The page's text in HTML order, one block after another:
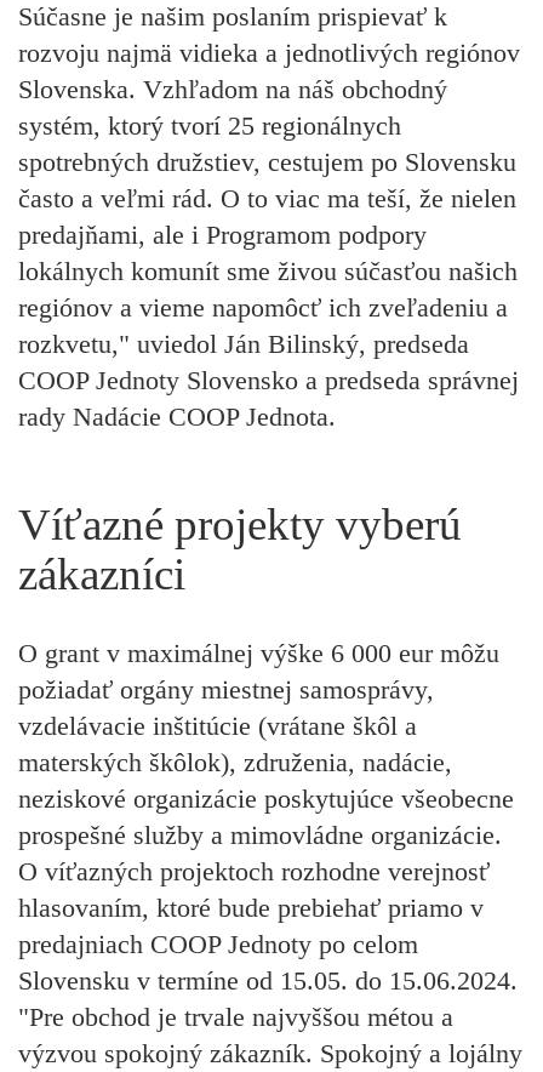
Súčasne je našim poslaním prispievať k
rozvoju najmä vidieka a jednotlivých regiónov
Slovenska. Vzhľadom na náš obchodný
systém, ktorý tvorí 25 regionálnych
spotrebných družstiev, cestujem po Slovensku
často a veľmi rád. O to viac ma teší, že nielen
predajňami, ale i Programom podpory
lokálnych komunít sme živou súčasťou našich
regiónov a vieme napomôcť ich zveľadeniu a
rozkvetu," uviedol Ján Bilinský, predseda
COOP Jednoty Slovensko a predseda správnej
rady Nadácie COOP Jednota.
Víťazné projekty vyberú
zákazníci
O grant v maximálnej výške 6 000 eur môžu
požiadať orgány miestnej samosprávy,
vzdelávacie inštitúcie (vrátane škôl a
materských škôlok), združenia, nadácie,
neziskové organizácie poskytujúce všeobecne
prospešné služby a mimovládne organizácie.
O víťazných projektoch rozhodne verejnosť
hlasovaním, ktoré bude prebiehať priamo v
predajniach COOP Jednoty po celom
Slovensku v termíne od 15.05. do 15.06.2024.
"Pre obchod je trvale najvyššou métou a
výzvou spokojný zákazník. Spokojný a lojálny